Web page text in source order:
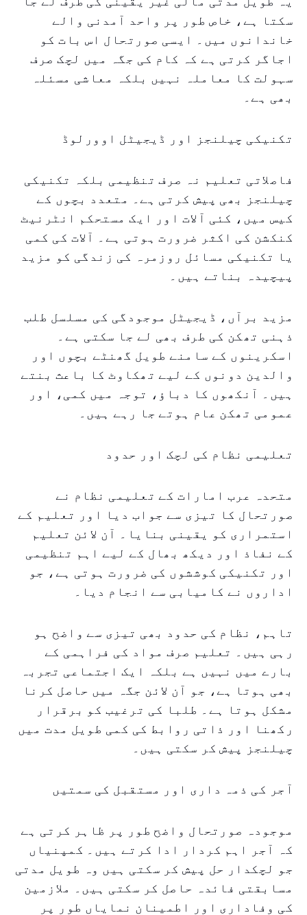
سکتا ہے، خاص طور پر واحد آمدنی والے
خاندانوں میں۔ ایسی صورتحال اس بات کو
اجاگر کرتی ہے کہ کام کی جگہ میں لچک صرف
سہولت کا معاملہ نہیں بلکہ معاشی مسئلہ
بھی ہے۔
تکنیکی چیلنجز اور ڈیجیٹل اوورلوڈ
فاصلاتی تعلیم نہ صرف تنظیمی بلکہ تکنیکی
چیلنجز بھی پیش کرتی ہے۔ متعدد بچوں کے
کیس میں، کئی آلات اور ایک مستحکم انٹرنیٹ
کنکشن کی اکثر ضرورت ہوتی ہے۔ آلات کی کمی
یا تکنیکی مسائل روزمرہ کی زندگی کو مزید
پیچیدہ بناتے ہیں۔
مزید برآں، ڈیجیٹل موجودگی کی مسلسل طلب
ذہنی تھکن کی طرف بھی لے جا سکتی ہے۔
اسکرینوں کے سامنے طویل گھنٹے بچوں اور
والدین دونوں کے لیے تھکاوٹ کا باعث بنتے
ہیں۔ آنکھوں کا دباؤ، توجہ میں کمی، اور
عمومی تھکن عام ہوتے جا رہے ہیں۔
تعلیمی نظام کی لچک اور حدود
متحدہ عرب امارات کے تعلیمی نظام نے
صورتحال کا تیزی سے جواب دیا اور تعلیم کے
استمراری کو یقینی بنایا۔ آن لائن تعلیم
کے نفاذ اور دیکھ بھال کے لیے اہم تنظیمی
اور تکنیکی کوششوں کی ضرورت ہوتی ہے، جو
اداروں نے کامیابی سے انجام دیا۔
تاہم، نظام کی حدود بھی تیزی سے واضح ہو
رہی ہیں۔ تعلیم صرف مواد کی فراہمی کے
بارے میں نہیں ہے بلکہ ایک اجتماعی تجربہ
بھی ہوتا ہے، جو آن لائن جگہ میں حاصل کرنا
مشکل ہوتا ہے۔ طلبا کی ترغیب کو برقرار
رکھنا اور ذاتی روابط کی کمی طویل مدت میں
چیلنجز پیش کر سکتی ہیں۔
آجر کی ذمہ داری اور مستقبل کی سمتیں
موجودہ صورتحال واضح طور پر ظاہر کرتی ہے
کہ آجر اہم کردار ادا کرتے ہیں۔ کمپنیاں
جو لچکدار حل پیش کر سکتی ہیں وہ طویل مدتی
مسابقتی فائدہ حاصل کر سکتی ہیں۔ ملازمین
کی وفاداری اور اطمینان نمایاں طور پر